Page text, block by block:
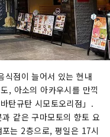
식점이 늘어서 있는 현내
, 아소의 아카우시를 만끽
탄규탄 시모토오리점」.
같은 구마모토의 향토 요
는 2층으로, 평일은 17시